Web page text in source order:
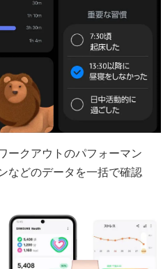
ークアウトのパフォーマン
などのデータを一括で確認